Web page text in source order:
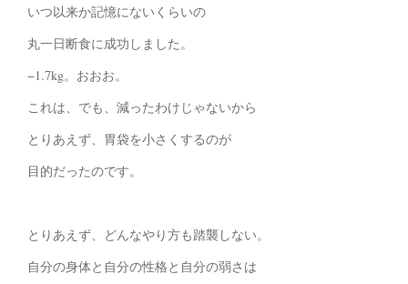
いつ以来か記憶にないくらいの
丸一日断食に成功しました。
−1.7kg。おおお。
これは、でも、減ったわけじゃないから
とりあえず、胃袋を小さくするのが
目的だったのです。
とりあえず、どんなやり方も踏襲しない。
自分の身体と自分の性格と自分の弱さは